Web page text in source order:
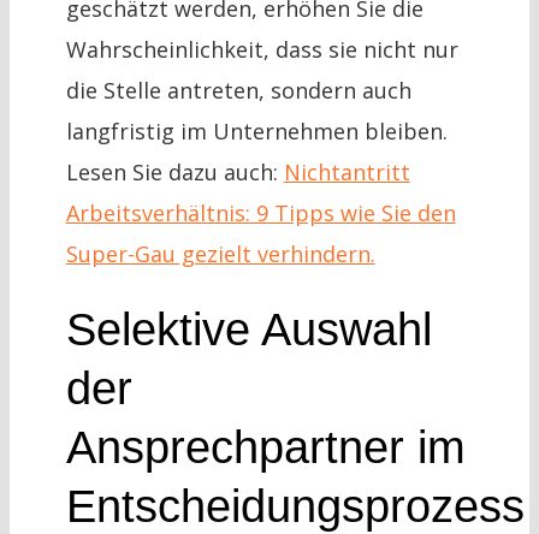
geschätzt werden, erhöhen Sie die
Wahrscheinlichkeit, dass sie nicht nur
die Stelle antreten, sondern auch
langfristig im Unternehmen bleiben.
Lesen Sie dazu auch: Nichtantritt
Arbeitsverhältnis: 9 Tipps wie Sie den
Super-Gau gezielt verhindern.
Selektive Auswahl
der
Ansprechpartner im
Entscheidungsprozess